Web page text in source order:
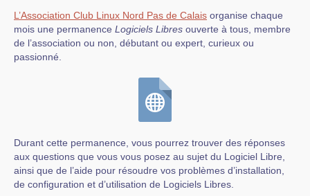
L’Association Club Linux Nord Pas de Calais organise chaque
mois une permanence Logiciels Libres ouverte à tous, membre
de l’association ou non, débutant ou expert, curieux ou
passionné.
Durant cette permanence, vous pourrez trouver des réponses
aux questions que vous vous posez au sujet du Logiciel Libre,
ainsi que de l’aide pour résoudre vos problèmes d’installation,
de configuration et d’utilisation de Logiciels Libres.